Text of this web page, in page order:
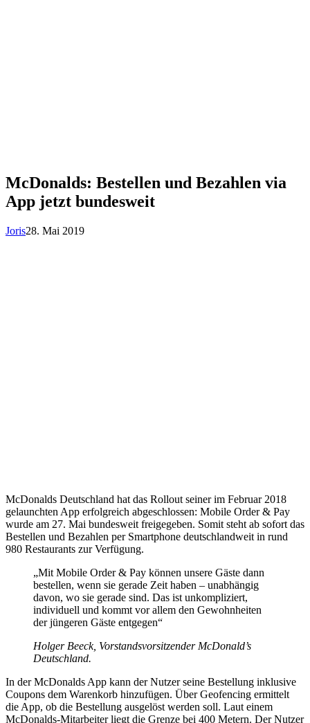
McDonalds: Bestellen und Bezahlen via
App jetzt bundesweit
Joris28. Mai 2019
McDonalds Deutschland hat das Rollout seiner im Februar 2018
gelaunchten App erfolgreich abgeschlossen: Mobile Order & Pay
wurde am 27. Mai bundesweit freigegeben. Somit steht ab sofort das
Bestellen und Bezahlen per Smartphone deutschlandweit in rund
980 Restaurants zur Verfügung.
„Mit Mobile Order & Pay können unsere Gäste dann
bestellen, wenn sie gerade Zeit haben – unabhängig
davon, wo sie gerade sind. Das ist unkompliziert,
individuell und kommt vor allem den Gewohnheiten
der jüngeren Gäste entgegen“
Holger Beeck, Vorstandsvorsitzender McDonald’s
Deutschland.
In der McDonalds App kann der Nutzer seine Bestellung inklusive
Coupons dem Warenkorb hinzufügen. Über Geofencing ermittelt
die App, ob die Bestellung ausgelöst werden soll. Laut einem
McDonalds-Mitarbeiter liegt die Grenze bei 400 Metern. Der Nutzer